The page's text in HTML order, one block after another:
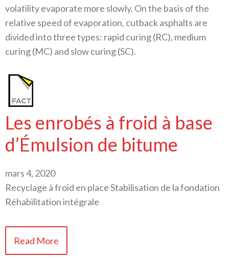
volatility evaporate more slowly. On the basis of the
relative speed of evaporation, cutback asphalts are
divided into three types: rapid curing (RC), medium
curing (MC) and slow curing (SC).
Les enrobés à froid à base
d’Émulsion de bitume
mars 4, 2020
Recyclage à froid en place Stabilisation de la fondation
Réhabilitation intégrale
Read More